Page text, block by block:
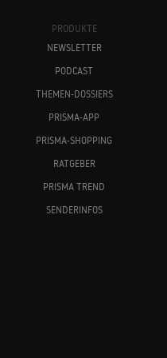
PRODUKTE
NEWSLETTER
PODCAST
THEMEN-DOSSIERS
PRISMA-APP
PRISMA-SHOPPING
RATGEBER
PRISMA TREND
SENDERINFOS